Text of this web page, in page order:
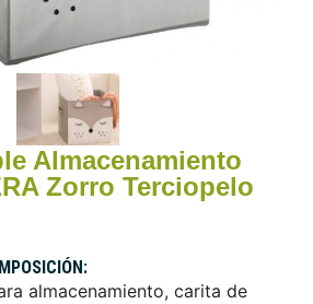
Almacenamiento
Zorro Terciopelo
almacenamiento, carita de